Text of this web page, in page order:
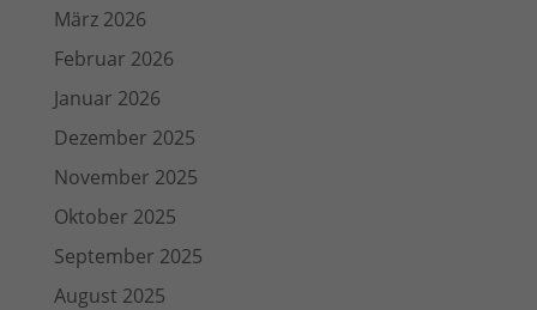
März 2026
Februar 2026
Januar 2026
Dezember 2025
November 2025
Oktober 2025
September 2025
August 2025